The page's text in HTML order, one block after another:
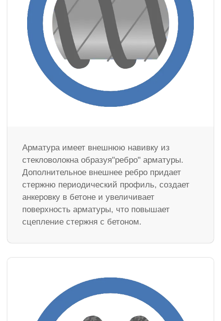
Арматура имеет внешнюю навивку из
стекловолокна образуя"ребро" арматуры.
Дополнительное внешнее ребро придает
стержню периодический профиль, создает
анкеровку в бетоне и увеличивает
поверхность арматуры, что повышает
сцепление стержня с бетоном.